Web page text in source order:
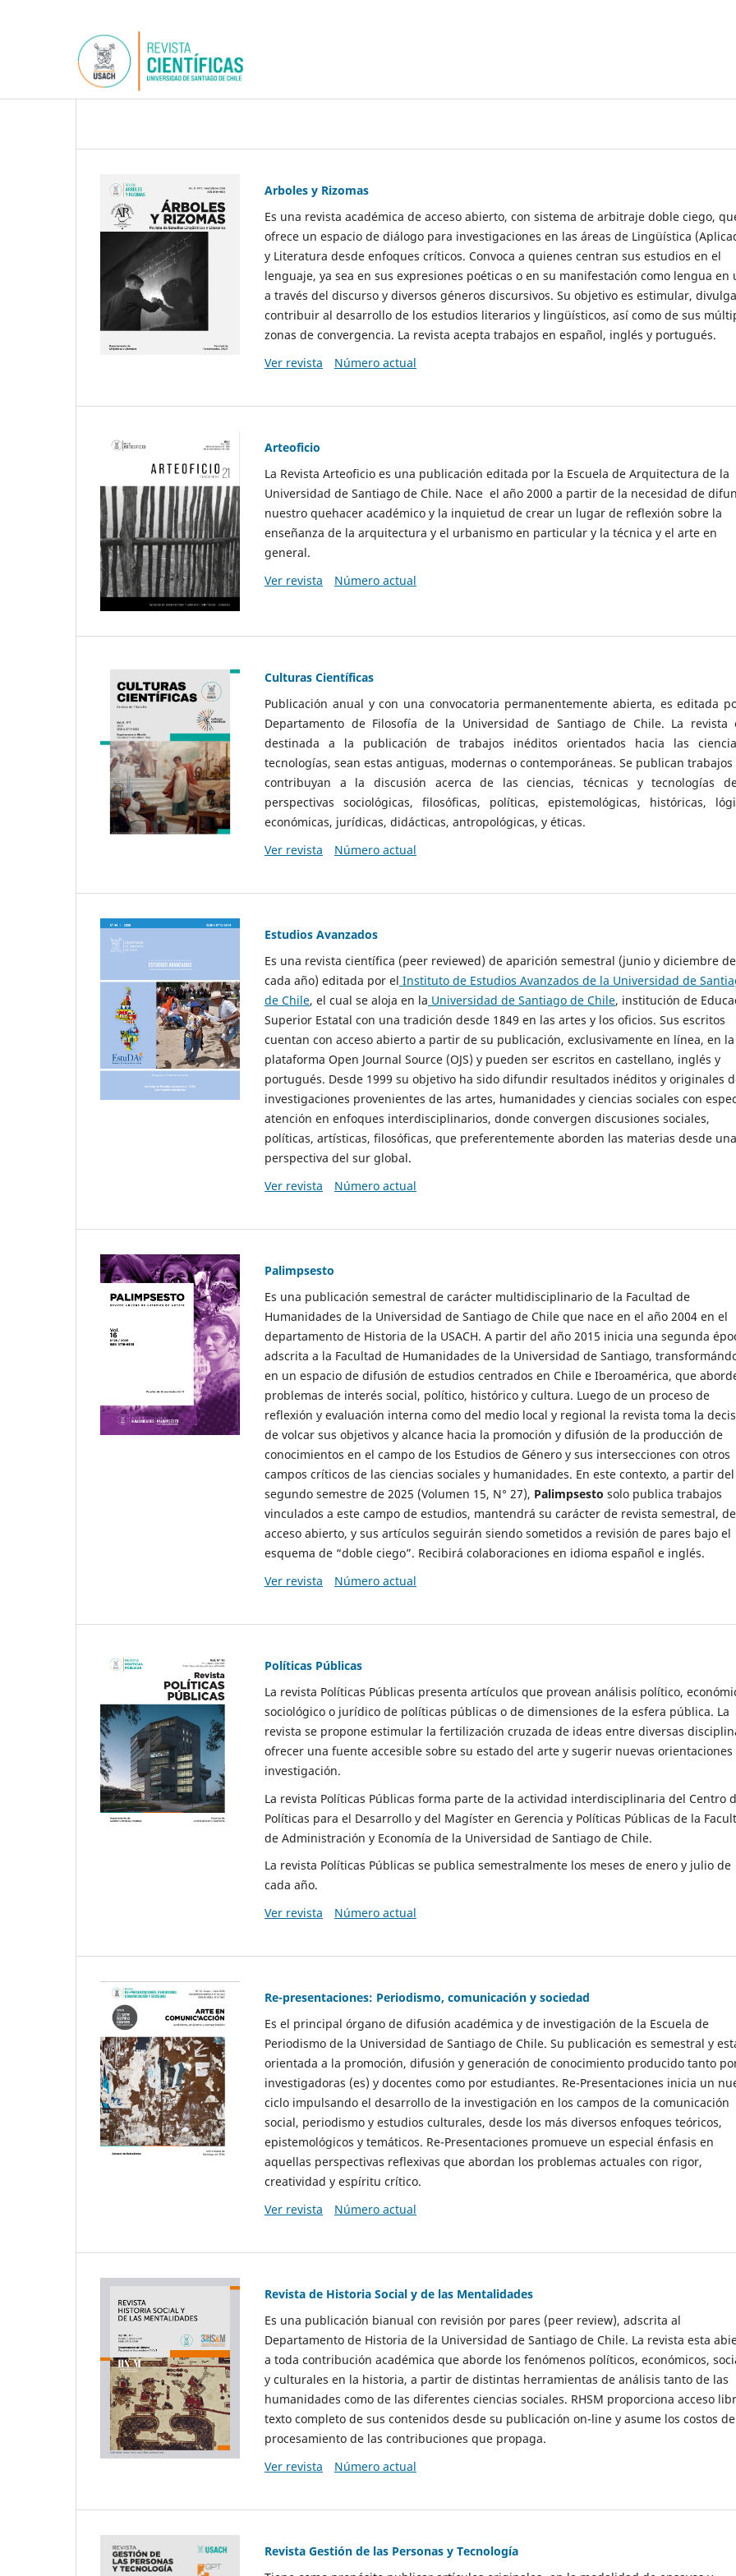
Arboles y Rizomas
Es una revista académica de acceso abierto, con sistema de arbitraje doble ciego,
ofrece un espacio de diálogo para investigaciones en las áreas de Lingüística
y Literatura desde enfoques críticos. Convoca a quienes centran sus estudios en el
lenguaje, ya sea en sus expresiones poéticas o en su manifestación como lengua en
a través del discurso y diversos géneros discursivos. Su objetivo es estimular,
contribuir al desarrollo de los estudios literarios y lingüísticos, así como de sus
zonas de convergencia. La revista acepta trabajos en español, inglés y portugués.
Ver revista
Número actual
Arteoficio
La Revista Arteoficio es una publicación editada por la Escuela de Arquitectura de la
Universidad de Santiago de Chile. Nace el año 2000 a partir de la necesidad de
nuestro quehacer académico y la inquietud de crear un lugar de reflexión sobre la
enseñanza de la arquitectura y el urbanismo en particular y la técnica y el arte en
general.
Ver revista
Número actual
Culturas Científicas
Publicación anual y con una convocatoria permanentemente abierta, es editada
Departamento de Filosofía de la Universidad de Santiago de Chile. La revista
destinada a la publicación de trabajos inéditos orientados hacia las
tecnologías, sean estas antiguas, modernas o contemporáneas. Se publican
contribuyan a la discusión acerca de las ciencias, técnicas y tecnologías
perspectivas sociológicas, filosóficas, políticas, epistemológicas, históricas,
económicas, jurídicas, didácticas, antropológicas, y éticas.
Ver revista
Número actual
Estudios Avanzados
Es una revista científica (peer reviewed) de aparición semestral (junio y diciembre de
cada año) editada por el Instituto de Estudios Avanzados de la Universidad de
de Chile, el cual se aloja en la Universidad de Santiago de Chile, institución de
Superior Estatal con una tradición desde 1849 en las artes y los oficios. Sus escritos
cuentan con acceso abierto a partir de su publicación, exclusivamente en línea, en la
plataforma Open Journal Source (OJS) y pueden ser escritos en castellano, inglés y
portugués. Desde 1999 su objetivo ha sido difundir resultados inéditos y originales
investigaciones provenientes de las artes, humanidades y ciencias sociales con
atención en enfoques interdisciplinarios, donde convergen discusiones sociales,
políticas, artísticas, filosóficas, que preferentemente aborden las materias desde una
perspectiva del sur global.
Ver revista
Número actual
Palimpsesto
Es una publicación semestral de carácter multidisciplinario de la Facultad de
Humanidades de la Universidad de Santiago de Chile que nace en el año 2004 en el
departamento de Historia de la USACH. A partir del año 2015 inicia una segunda
adscrita a la Facultad de Humanidades de la Universidad de Santiago,
en un espacio de difusión de estudios centrados en Chile e Iberoamérica, que
problemas de interés social, político, histórico y cultura. Luego de un proceso de
reflexión y evaluación interna como del medio local y regional la revista toma la
de volcar sus objetivos y alcance hacia la promoción y difusión de la producción de
conocimientos en el campo de los Estudios de Género y sus intersecciones con otros
campos críticos de las ciencias sociales y humanidades. En este contexto, a partir del
segundo semestre de 2025 (Volumen 15, N° 27), Palimpsesto solo publica trabajos
vinculados a este campo de estudios, mantendrá su carácter de revista semestral, de
acceso abierto, y sus artículos seguirán siendo sometidos a revisión de pares bajo el
esquema de “doble ciego”. Recibirá colaboraciones en idioma español e inglés.
Ver revista
Número actual
Políticas Públicas
La revista Políticas Públicas presenta artículos que provean análisis político,
sociológico o jurídico de políticas públicas o de dimensiones de la esfera pública. La
revista se propone estimular la fertilización cruzada de ideas entre diversas
ofrecer una fuente accesible sobre su estado del arte y sugerir nuevas orientaciones
investigación.
La revista Políticas Públicas forma parte de la actividad interdisciplinaria del Centro
Políticas para el Desarrollo y del Magíster en Gerencia y Políticas Públicas de la
de Administración y Economía de la Universidad de Santiago de Chile.
La revista Políticas Públicas se publica semestralmente los meses de enero y julio de
cada año.
Ver revista
Número actual
Re-presentaciones: Periodismo, comunicación y sociedad
Es el principal órgano de difusión académica y de investigación de la Escuela de
Periodismo de la Universidad de Santiago de Chile. Su publicación es semestral y
orientada a la promoción, difusión y generación de conocimiento producido tanto
investigadoras (es) y docentes como por estudiantes. Re-Presentaciones inicia un
ciclo impulsando el desarrollo de la investigación en los campos de la comunicación
social, periodismo y estudios culturales, desde los más diversos enfoques teóricos,
epistemológicos y temáticos. Re-Presentaciones promueve un especial énfasis en
aquellas perspectivas reflexivas que abordan los problemas actuales con rigor,
creatividad y espíritu crítico.
Ver revista
Número actual
Revista de Historia Social y de las Mentalidades
Es una publicación bianual con revisión por pares (peer review), adscrita al
Departamento de Historia de la Universidad de Santiago de Chile. La revista esta
a toda contribución académica que aborde los fenómenos políticos, económicos,
y culturales en la historia, a partir de distintas herramientas de análisis tanto de las
humanidades como de las diferentes ciencias sociales. RHSM proporciona acceso
texto completo de sus contenidos desde su publicación on-line y asume los costos de
procesamiento de las contribuciones que propaga.
Ver revista
Número actual
Revista Gestión de las Personas y Tecnología